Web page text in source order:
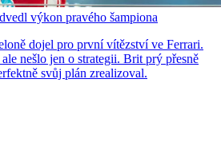
výkon pravého šampiona
dojel pro první vítězství ve Ferrari.
ale nešlo jen o strategii. Brit prý přesně
svůj plán zrealizoval.